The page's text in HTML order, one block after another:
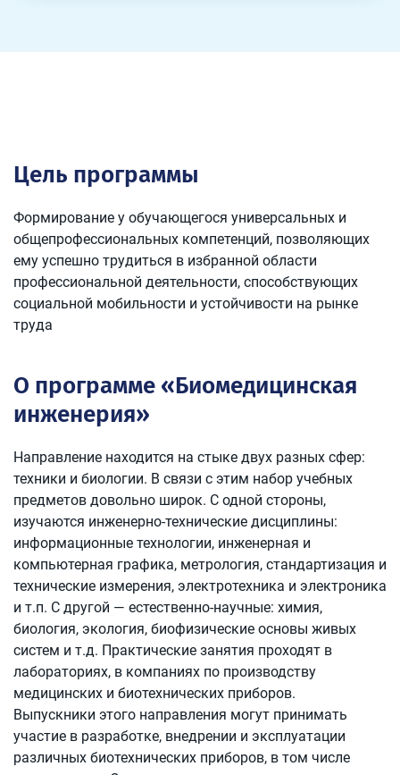
Цель программы
Формирование у обучающегося универсальных и
общепрофессиональных компетенций, позволяющих
ему успешно трудиться в избранной области
профессиональной деятельности, способствующих
социальной мобильности и устойчивости на рынке
труда
О программе «Биомедицинская
инженерия»
Направление находится на стыке двух разных сфер:
техники и биологии. В связи с этим набор учебных
предметов довольно широк. С одной стороны,
изучаются инженерно-технические дисциплины:
информационные технологии, инженерная и
компьютерная графика, метрология, стандартизация и
технические измерения, электротехника и электроника
и т.п. С другой — естественно-научные: химия,
биология, экология, биофизические основы живых
систем и т.д. Практические занятия проходят в
лабораториях, в компаниях по производству
медицинских и биотехнических приборов.
Выпускники этого направления могут принимать
участие в разработке, внедрении и эксплуатации
различных биотехнических приборов, в том числе